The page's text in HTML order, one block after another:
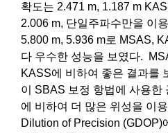
확도는 2.471 m, 1.187 m
2.006 m, 단일주파수만을 이
5.800 m, 5.936 m로 MSAS,
다 우수한 성능을 보였다.
KASS에 비하여 좋은 결과를
이 SBAS 보정 항법에 사용한
에 비하여 더 많은 위성을 이
Dilution of Precision (GDOP)